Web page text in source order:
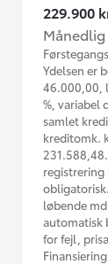
229.900
Månedlig
Ydelsen er
46.000,00,
%, variabel
samlet
kreditomk.
registrering
løbende
automatisk
for fejl,